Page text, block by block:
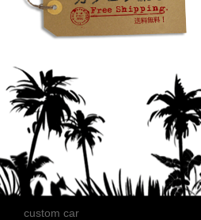
custom car